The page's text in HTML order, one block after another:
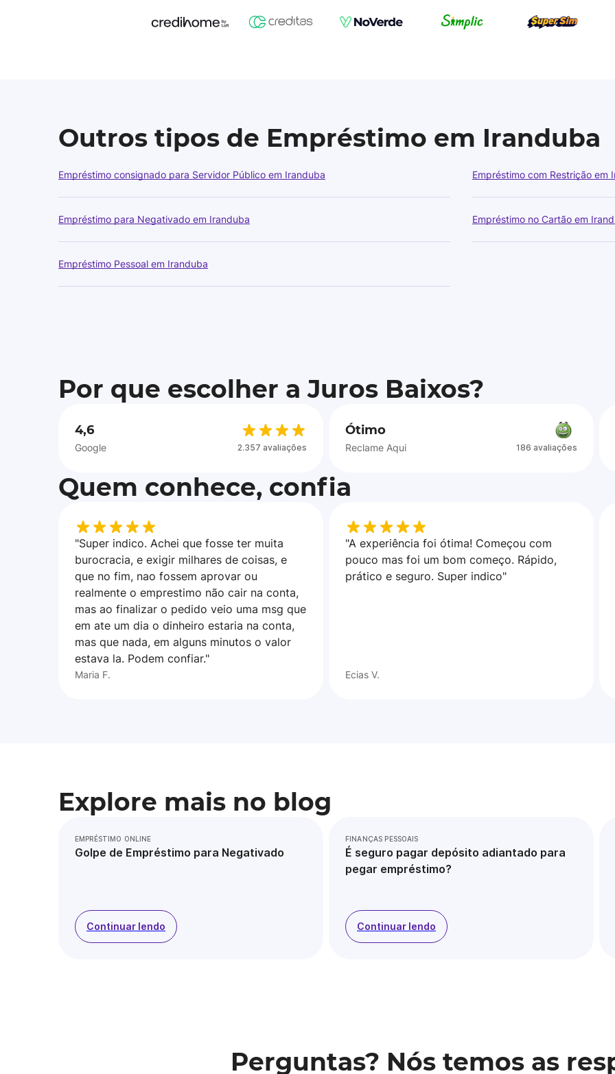
Outros tipos de Empréstimo em Iranduba
Empréstimo consignado para Servidor Público em Iranduba Empréstimo com Restrição em
Empréstimo para Negativado em Iranduba Empréstimo no Cartão em
Empréstimo Pessoal em Iranduba
Por que escolher a Juros Baixos?
4,6
Google 2.357 avaliações
Ótimo
Reclame Aqui 186 avaliações
Quem conhece, confia
"Super indico. Achei que fosse ter muita
burocracia, e exigir milhares de coisas, e
que no fim, nao fossem aprovar ou
realmente o emprestimo não cair na conta,
mas ao finalizar o pedido veio uma msg que
em ate um dia o dinheiro estaria na conta,
mas que nada, em alguns minutos o valor
estava la. Podem confiar."
Maria F.
"A experiência foi ótima! Começou com
pouco mas foi um bom começo. Rápido,
prático e seguro. Super indico"
Ecias V.
Explore mais no blog
EMPRÉSTIMO ONLINE
Golpe de Empréstimo para Negativado
Continuar lendo
FINANÇAS PESSOAIS
É seguro pagar depósito adiantado para
pegar empréstimo?
Continuar lendo
Perguntas? Nós temos as